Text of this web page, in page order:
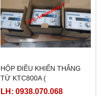
HỘP ĐIỀU KHIỂN THẮNG
TỪ KTC800A (
24VDC/4AMPE)
LH: 0938.070.068